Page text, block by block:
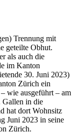
Trennung mit
geteilte Obhut.
als auch die
im Kanton
30. Juni 2023)
Zürich ein
wie ausgeführt – am
Gallen in die
hat dort Wohnsitz
Juni 2023 in seine
Zürich.